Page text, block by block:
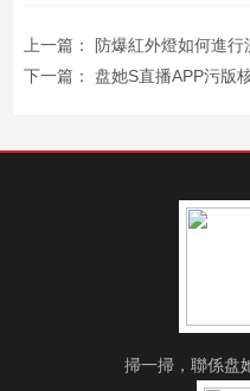
上一篇：
防爆紅外燈如何進行
下一篇： 盘她S直播APP污版
掃一掃，聯係盘